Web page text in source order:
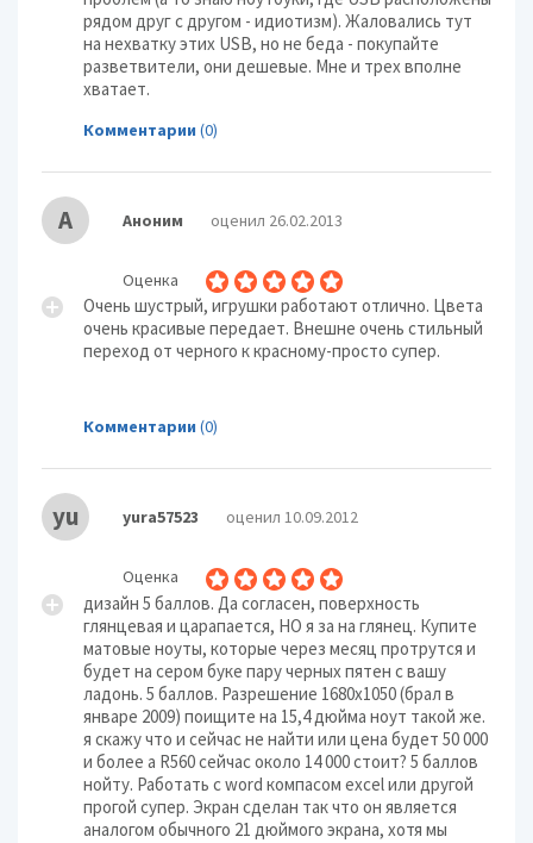
рядом друг с другом - идиотизм). Жаловались тут
на нехватку этих USB, но не беда - покупайте
разветвители, они дешевые. Мне и трех вполне
хватает.
Комментарии (0)
А Аноним оценил 26.02.2013
Оценка
Очень шустрый, игрушки работают отлично. Цвета
очень красивые передает. Внешне очень стильный
переход от черного к красному-просто супер.
Комментарии (0)
yu yura57523 оценил 10.09.2012
Оценка
дизайн 5 баллов. Да согласен, поверхность
глянцевая и царапается, НО я за на глянец. Купите
матовые ноуты, которые через месяц протрутся и
будет на сером буке пару черных пятен с вашу
ладонь. 5 баллов. Разрешение 1680х1050 (брал в
январе 2009) поищите на 15,4 дюйма ноут такой же.
я скажу что и сейчас не найти или цена будет 50 000
и более а R560 сейчас около 14 000 стоит? 5 баллов
нойту. Работать с word компасом excel или другой
прогой супер. Экран сделан так что он является
аналогом обычного 21 дюймого экрана, хотя мы